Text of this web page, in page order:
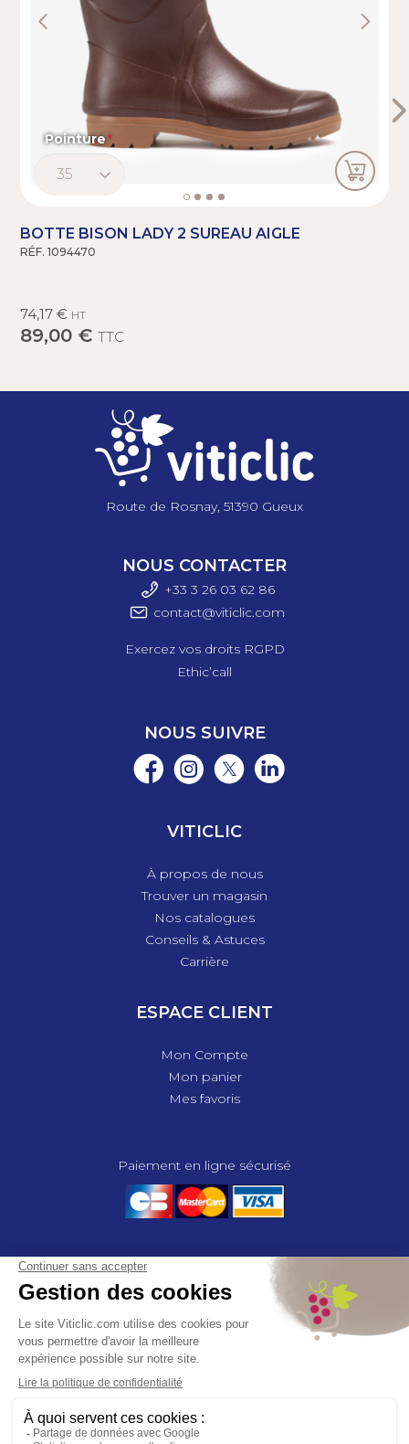
Pointure
BOTTE BISON LADY 2 SUREAU AIGLE
RÉF. 1094470
74,17 € HT
89,00 € TTC
Route de Rosnay, 51390 Gueux
NOUS CONTACTER
+33 3 26 03 62 86
contact@viticlic.com
Exercez vos droits RGPD
Ethic’call
NOUS SUIVRE
VITICLIC
À propos de nous
Trouver un magasin
Nos catalogues
Conseils & Astuces
Carrière
ESPACE CLIENT
Mon Compte
Mon panier
Mes favoris
Paiement en ligne sécurisé
© 2025 - GROUPE COMPAS, TOUS DROITS RÉSERVÉS.
MENTIONS LÉGALES
CGV
POLITIQUE DE CONFIDENTIALITÉ
COMPAS, à travers ses métiers de négociant et distributeur répond aux
horticulteurs, dans le domaine des espaces verts, des collectivités et des
particuliers. Le service développement de COMPAS travaille en
partenariat étroit avec le monde agricole et viticole pour mettre au point,